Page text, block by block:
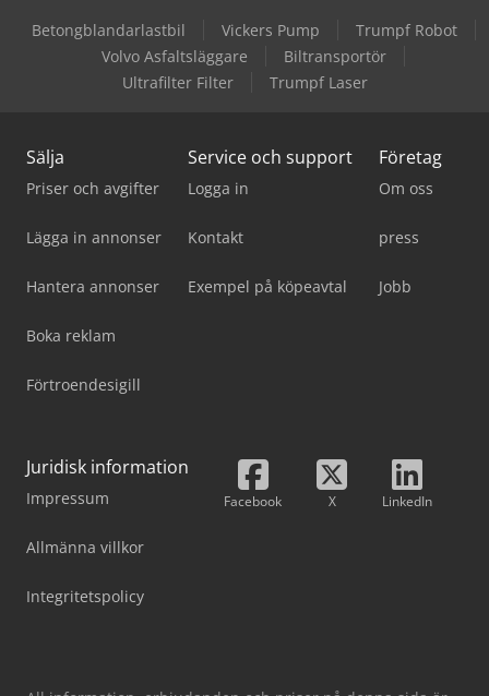
Betongblandarlastbil Vickers Pump
Trumpf Robot
Volvo Asfaltsläggare
Biltransportör
Ultrafilter Filter
Trumpf Laser
Sälja
Priser och avgifter
Lägga in annonser
Hantera annonser
Boka reklam
Förtroendesigill
Service och support
Logga in
Kontakt
Exempel på köpeavtal
Företag
Om oss
press
Jobb
Juridisk information
Impressum
Allmänna villkor
Integritetspolicy
Facebook X LinkedIn